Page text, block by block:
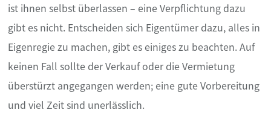
ist ihnen selbst überlassen – eine Verpflichtung dazu
gibt es nicht. Entscheiden sich Eigentümer dazu, alles in
Eigenregie zu machen, gibt es einiges zu beachten. Auf
keinen Fall sollte der Verkauf oder die Vermietung
überstürzt angegangen werden; eine gute Vorbereitung
und viel Zeit sind unerlässlich.